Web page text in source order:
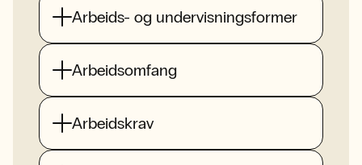
Arbeids- og undervisningsformer
Arbeidsomfang
Arbeidskrav